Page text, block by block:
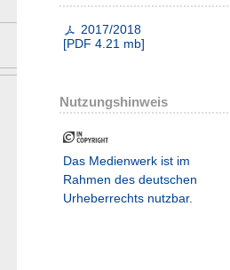
2017/2018
[PDF 4.21 mb]
Nutzungshinweis
Das Medienwerk ist im
Rahmen des deutschen
Urheberrechts nutzbar.